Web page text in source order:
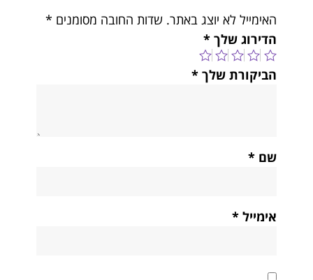
האימייל לא יוצג באתר. שדות החובה מסומנים *
הדירוג שלך *
הביקורת שלך *
שם *
אימייל *